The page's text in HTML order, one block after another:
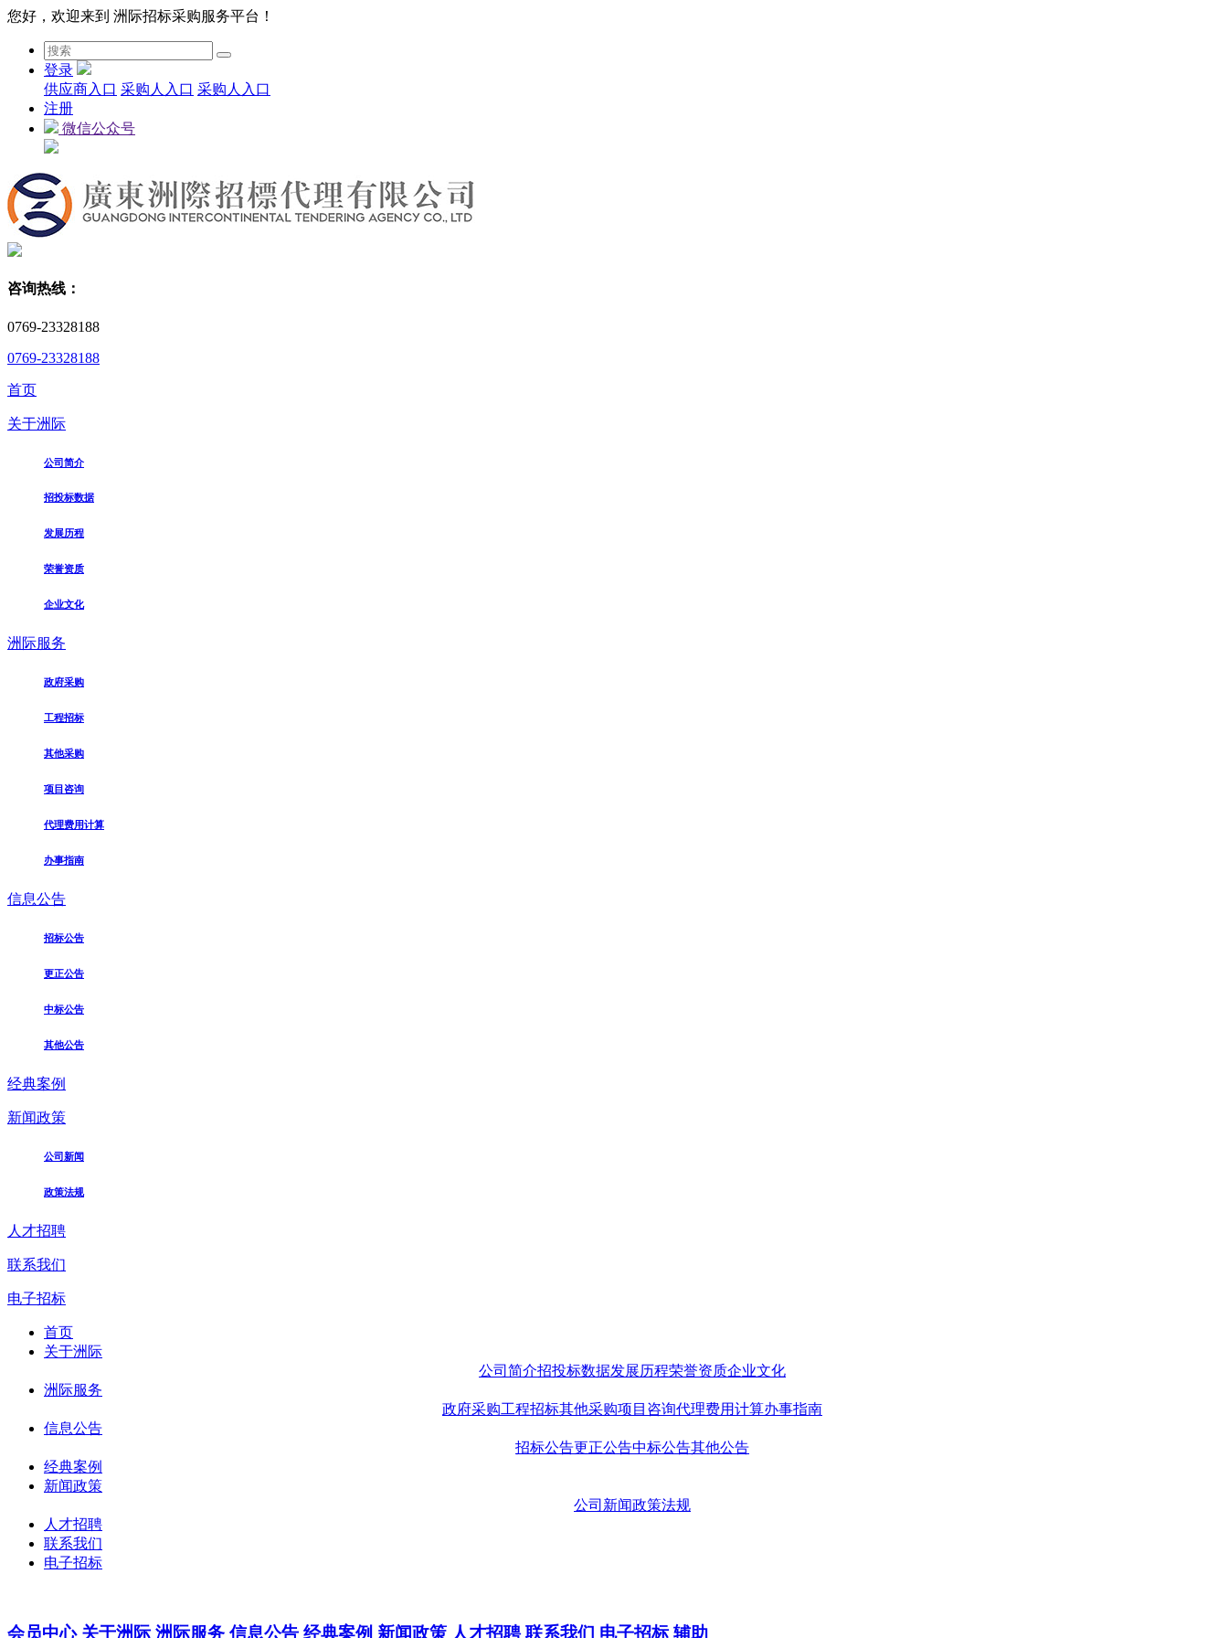
您好，欢迎来到 洲际招标采购服务平台！
登录
供应商入口 采购人入口 采购人入口
注册
微信公众号
咨询热线：
0769-23328188
0769-23328188
首页
关于洲际
公司简介
招投标数据
发展历程
荣誉资质
企业文化
洲际服务
政府采购
工程招标
其他采购
项目咨询
代理费用计算
办事指南
信息公告
招标公告
更正公告
中标公告
其他公告
经典案例
新闻政策
公司新闻
政策法规
人才招聘
联系我们
电子招标
首页
关于洲际
公司简介招投标数据发展历程荣誉资质企业文化
洲际服务
政府采购工程招标其他采购项目咨询代理费用计算办事指南
信息公告
招标公告更正公告中标公告其他公告
经典案例
新闻政策
公司新闻政策法规
人才招聘
联系我们
电子招标
会员中心 关于洲际洲际服务 信息公告 经典案例 新闻政策 人才招聘联系我们 电子招标辅助